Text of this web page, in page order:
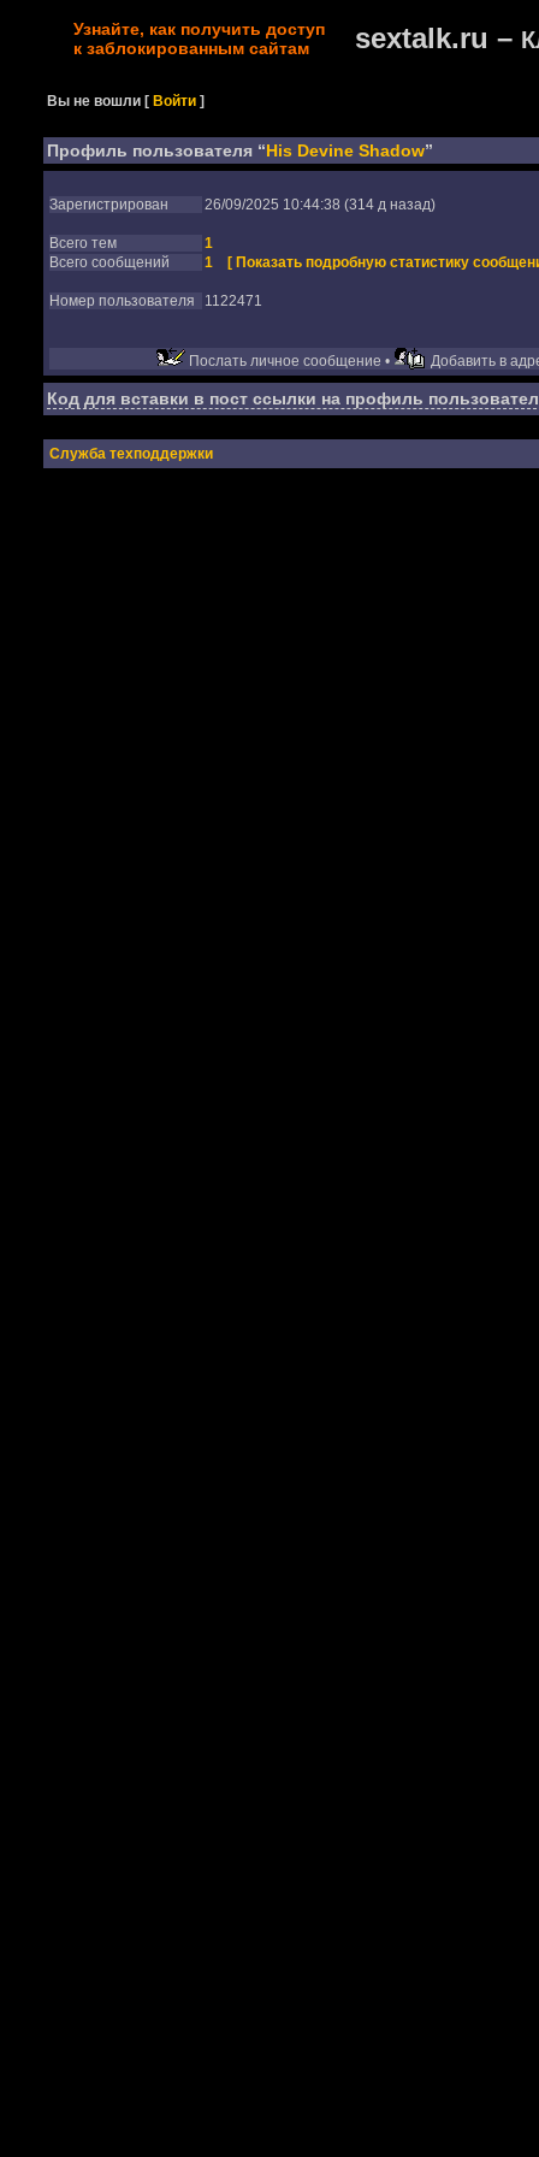
Узнайте, как получить доступ
к заблокированным сайтам
sextalk.ru –
Вы не вошли [Войти ]
Профиль пользователя “His Devine Shadow”
Зарегистрирован 26/09/2025 10:44:38 (314 д назад)
Всего тем
1
Всего сообщений
1 [ Показать подробную статистику
Номер пользователя 1122471
Послать личное сообщение • Добавить в
Код для вставки в пост ссылки на профиль
Служба техподдержки